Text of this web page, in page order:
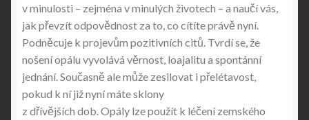
v minulosti – zejména v minulých životech – a naučí vás,
jak převzít odpovědnost za to, co cítíte právě nyní.
Podněcuje k projevům pozitivních citů. Tvrdí se, že
nošení opálu vyvolává věrnost, loajalitu a spontánní
jednání. Současně ale může zesilovat i přelétavost,
pokud k ní již nyní máte sklony
z dřívějších dob. Opály lze použít k léčení zemského